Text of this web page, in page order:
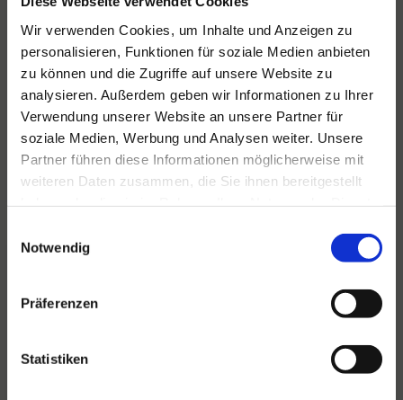
Wir verwenden Cookies, um Inhalte und Anzeigen zu
personalisieren, Funktionen für soziale Medien anbieten
zu können und die Zugriffe auf unsere Website zu
analysieren. Außerdem geben wir Informationen zu Ihrer
Verwendung unserer Website an unsere Partner für
soziale Medien, Werbung und Analysen weiter. Unsere
Partner führen diese Informationen möglicherweise mit
weiteren Daten zusammen, die Sie ihnen bereitgestellt
Notwendig
Präferenzen
Statistiken
Für alle Ihre Veranstaltungen
und Feste
Hansen Events ist Ihr Partner für
Veranstaltungen von groß bis klein.
Lesen Sie mehr